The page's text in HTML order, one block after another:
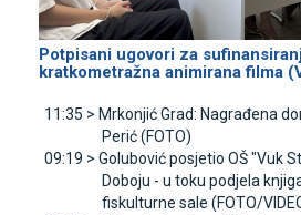
Potpisani ugovori za
kratkometražna animirana filma
11:35 > Mrkonjić Grad: Nagrađena
Perić (FOTO)
09:19 > Golubović posjetio OŠ "Vuk
Doboju - u toku podjela
fiskulturne sale (FOTO/